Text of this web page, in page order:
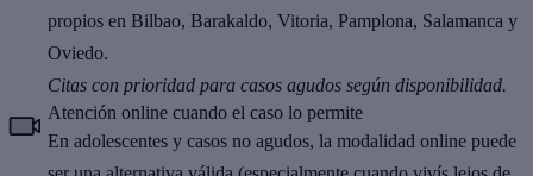
propios en Bilbao, Barakaldo, Vitoria, Pamplona, Salamanca y
Oviedo.
Citas con prioridad para casos agudos según disponibilidad.
Atención online cuando el caso lo permite
En adolescentes y casos no agudos, la modalidad online puede